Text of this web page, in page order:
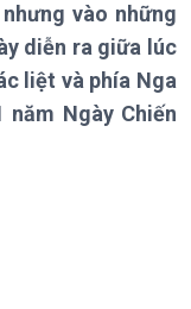
6h
12h
vào những
diễn ra giữa lúc
liệt và phía Nga
Ngày Chiến